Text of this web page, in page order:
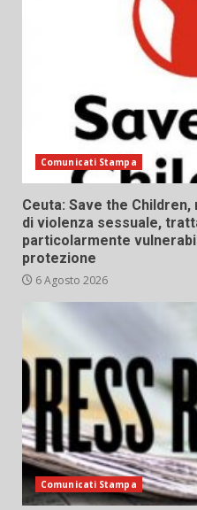
Comunicati Stampa
Ceuta: Save the
di violenza sessuale,
particolarmente
protezione
6 Agosto 2026
Comunicati Stampa